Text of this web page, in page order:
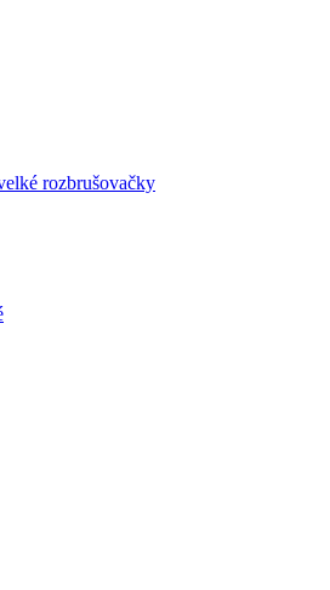
rozbrušovačky